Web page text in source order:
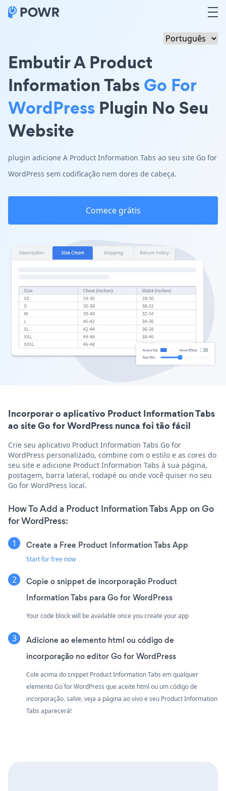
Embutir A Product
Information TabsGo For
WordPress Plugin No Seu
Website
plugin adicione A Product Information Tabs ao seu site Go for
WordPress sem codificação nem dores de cabeça.
Comece grátis
Incorporar o aplicativo Product Information Tabs
ao site Go for WordPress nunca foi tão fácil
Crie seu aplicativo Product Information Tabs Go for
WordPress personalizado, combine com o estilo e as cores do
seu site e adicione Product Information Tabs à sua página,
postagem, barra lateral, rodapé ou onde você quiser no seu
Go for WordPress local.
How To Add a Product Information Tabs App on Go
for WordPress:
Create a Free Product Information Tabs App
Start for free now
Copie o snippet de incorporação Product
Information Tabs para Go for WordPress
Your code block will be available once you create your app
Adicione ao elemento html ou código de
incorporação no editor Go for WordPress
Cole acima do snippet Product Information Tabs em qualquer
elemento Go for WordPress que aceite html ou um código de
incorporação. salve, veja a página ao vivo e seu Product Information
Tabs aparecerá!